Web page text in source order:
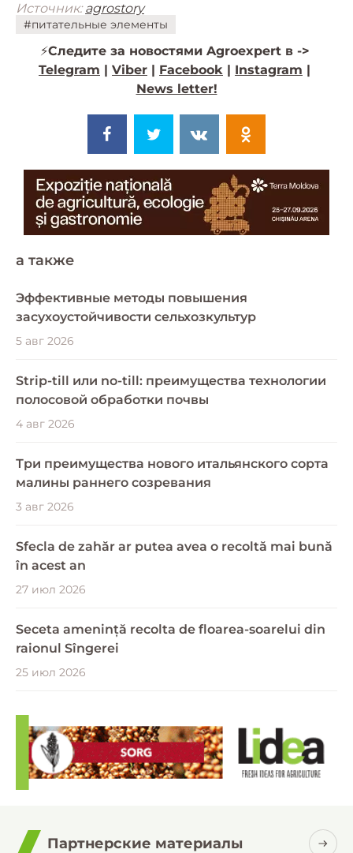
Источник:agrostory
#питательные элементы
⚡️Следите за новостями Agroexpert в ->
Telegram
Viber Facebook Instagram
News letter!
a также
Эффективные методы повышения
засухоустойчивости сельхозкультур
5 авг 2026
Strip-till или no-till: преимущества технологии
полосовой обработки почвы
4 авг 2026
Три преимущества нового итальянского сорта
малины раннего созревания
3 авг 2026
Sfecla de zahăr ar putea avea o recoltă mai bună
în acest an
27 июл 2026
Seceta amenință recolta de floarea-soarelui din
raionul Sîngerei
25 июл 2026
Партнерские материалы